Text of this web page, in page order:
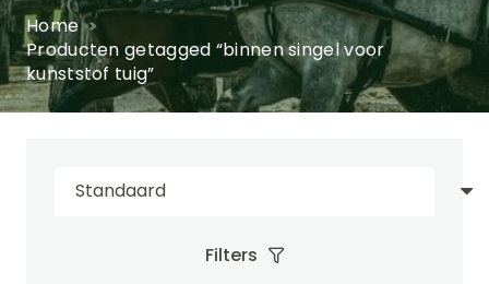
Home
Producten getagged “binnen singel voor
kunststof tuig”
Filters